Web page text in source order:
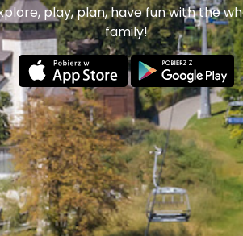
play, plan, have fun with the
family!